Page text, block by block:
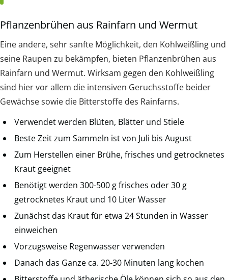
Pflanzenbrühen aus Rainfarn und Wermut
Eine andere, sehr sanfte Möglichkeit, den Kohlweißling und
seine Raupen zu bekämpfen, bieten Pflanzenbrühen aus
Rainfarn und Wermut. Wirksam gegen den Kohlweißling
sind hier vor allem die intensiven Geruchsstoffe beider
Gewächse sowie die Bitterstoffe des Rainfarns.
Verwendet werden Blüten, Blätter und Stiele
Beste Zeit zum Sammeln ist von Juli bis August
Zum Herstellen einer Brühe, frisches und getrocknetes
Kraut geeignet
Benötigt werden 300-500 g frisches oder 30 g
getrocknetes Kraut und 10 Liter Wasser
Zunächst das Kraut für etwa 24 Stunden in Wasser
einweichen
Vorzugsweise Regenwasser verwenden
Danach das Ganze ca. 20-30 Minuten lang kochen